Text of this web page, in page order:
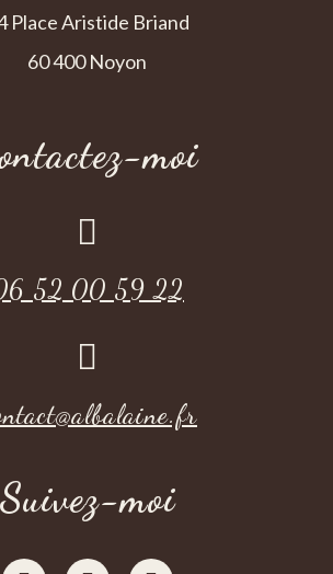
Place Aristide Briand
60 400 Noyon
moi

52 00 59 22

Suivez-moi